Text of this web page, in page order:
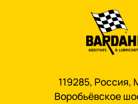
119285, Россия,
Воробьёвское